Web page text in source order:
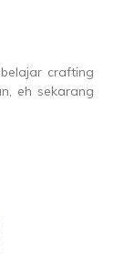
crafting
eh sekarang